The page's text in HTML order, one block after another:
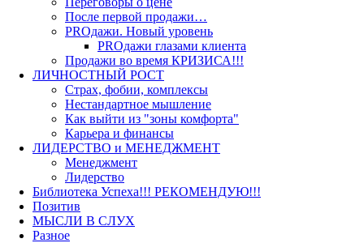
После первой продажи…
PROдажи. Новый уровень
PROдажи глазами клиента
Продажи во время КРИЗИСА!!!
ЛИЧНОСТНЫЙ РОСТ
Страх, фобии, комплексы
Нестандартное мышление
Как выйти из "зоны комфорта"
Карьера и финансы
ЛИДЕРСТВО и МЕНЕДЖМЕНТ
Менеджмент
Лидерство
Библиотека Успеха!!! РЕКОМЕНДУЮ!!!
Позитив
МЫСЛИ В СЛУХ
Разное